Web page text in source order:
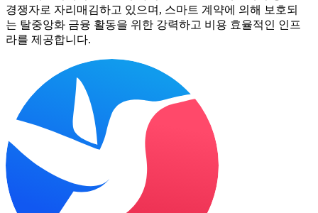
경쟁자로 자리매김하고 있으며, 스마트 계약에 의해 보호되
는 탈중앙화 금융 활동을 위한 강력하고 비용 효율적인 인프
라를 제공합니다.